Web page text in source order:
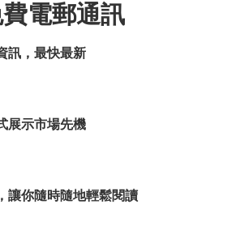
電郵通訊
訊，最快最新
展示市場先機
讓你隨時隨地輕鬆閱讀